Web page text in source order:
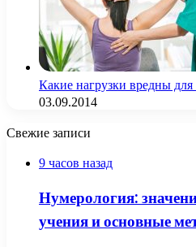
Какие нагрузки вредны
03.09.2014
Свежие записи
9 часов назад
Нумерология:
учения и основные